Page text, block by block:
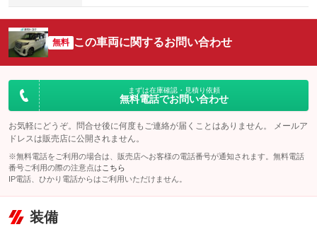
無料 この車両に関するお問い合わせ
まずは在庫確認・見積り依頼
無料電話でお問い合わせ
お気軽にどうぞ。問合せ後に何度もご連絡が届くことはありません。 メールア
ドレスは販売店に公開されません。
※無料電話をご利用の場合は、販売店へお客様の電話番号が通知されます。無料電話
番号ご利用の際の注意点は こちら
IP電話、ひかり電話からはご利用いただけません。
装備